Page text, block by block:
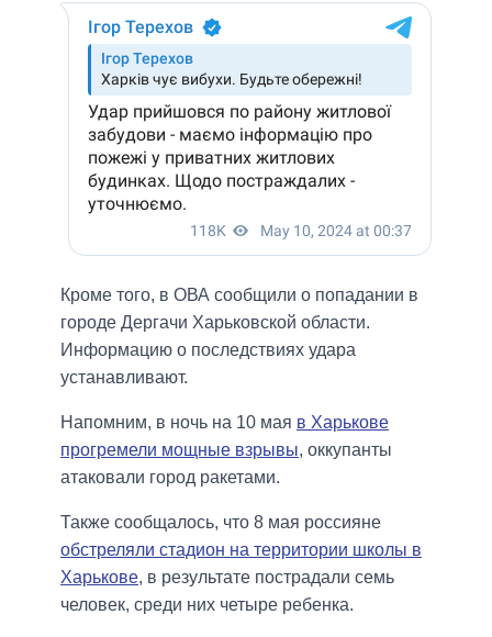
Кроме того, в ОВА сообщили о попадании в
городе Дергачи Харьковской области.
Информацию о последствиях удара
устанавливают.
Напомним, в ночь на 10 мая в Харькове
прогремели мощные взрывы, оккупанты
атаковали город ракетами.
Также сообщалось, что 8 мая россияне
обстреляли стадион на территории школы в
Харькове, в результате пострадали семь
человек, среди них четыре ребенка.